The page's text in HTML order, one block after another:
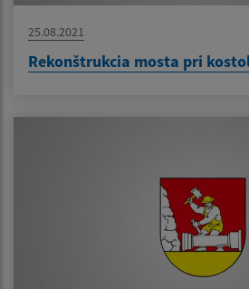
25.08.2021
Rekonštrukcia mosta pri